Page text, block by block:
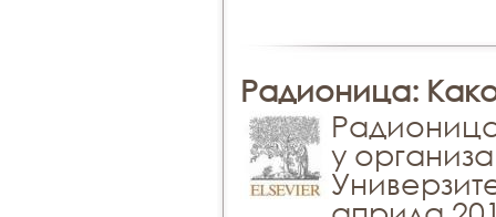
Радионица:
у